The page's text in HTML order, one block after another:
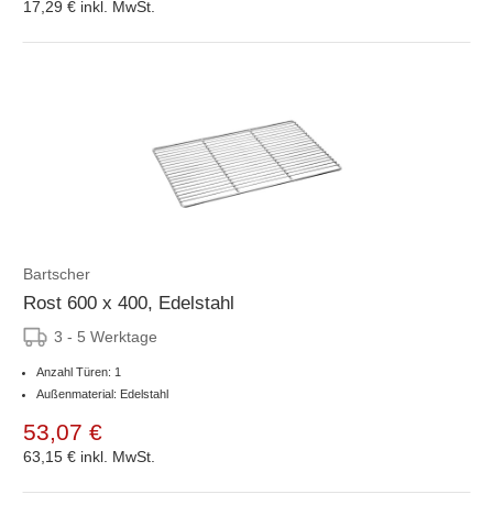
17,29 € inkl. MwSt.
Bartscher
Rost 600 x 400, Edelstahl
3 - 5 Werktage
Anzahl Türen: 1
Außenmaterial: Edelstahl
53,07 €
63,15 € inkl. MwSt.